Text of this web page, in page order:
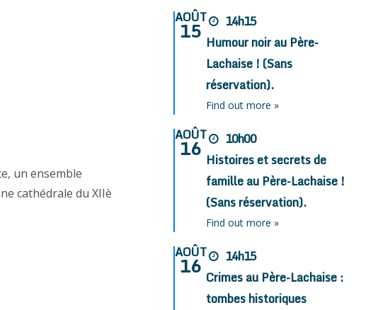
un ensemble
cathédrale du XIIè
AOÛT
15
14h15
Humour noir au Père-
Lachaise ! (Sans
réservation).
Find out more »
AOÛT
16
10h00
Histoires et secrets de
famille au Père-Lachaise !
(Sans réservation).
Find out more »
AOÛT
16
14h15
Crimes au Père-Lachaise :
tombes historiques